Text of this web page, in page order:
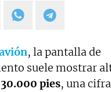
, la pantalla de
suele mostrar
30.000 pies, una